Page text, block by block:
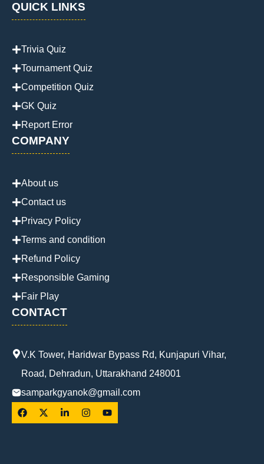
QUICK LINKS
Trivia Quiz
Tournament Quiz
Competition Quiz
GK Quiz
Report Error
COMPANY
About us
Contact us
Privacy Policy
Terms and condition
Refund Policy
Responsible Gaming
Fair Play
CONTACT
V.K Tower, Haridwar Bypass Rd, Kunjapuri Vihar,
Road, Dehradun, Uttarakhand 248001
samparkgyanok@gmail.com